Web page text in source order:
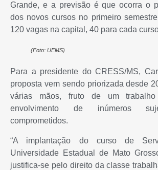
Grande, e a previsão é que ocorra o
dos novos cursos no primeiro
120 vagas na capital, 40 para cada
(Foto: UEMS)
Para a presidente do CRESS/MS,
proposta vem sendo priorizada desde
várias mãos, fruto de um
envolvimento de inúmeros
comprometidos.
“A implantação do curso de
Universidade Estadual de Mato
justifica-se pelo direito da classe